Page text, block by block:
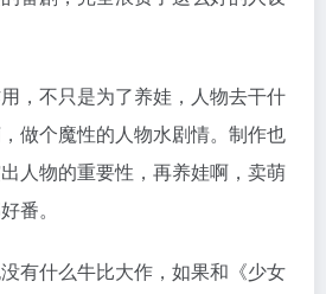
，不只是为了养娃，人物去干什
做个魔性的人物水剧情。制作也
人物的重要性，再养娃啊，卖萌
番。
有什么牛比大作，如果和《少女